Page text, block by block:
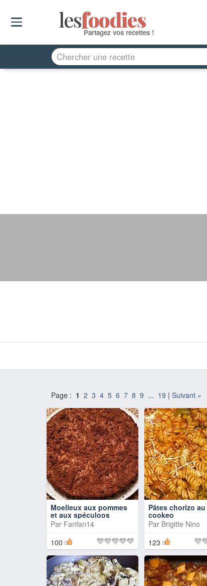
lesfoodies
Partagez vos recettes !
Page : 1 2 3 4 5 6 7 8 9 ... 19 | Suivant »
Moelleux aux pommes
et aux spéculoos
Par Fanfan14
100
Pâtes chorizo au
cookeo
Par Brigitte Nino
123